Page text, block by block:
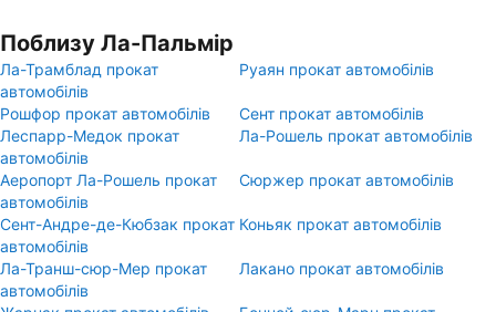
Поблизу Ла-Пальмір
Ла-Трамблад прокат
автомобілів
Руаян прокат автомобілів
Рошфор прокат автомобілів
Сент прокат автомобілів
Леспарр-Медок прокат
автомобілів
Ла-Рошель прокат автомобілів
Аеропорт Ла-Рошель прокат
автомобілів
Сюржер прокат автомобілів
Сент-Андре-де-Кюбзак прокат
автомобілів
Коньяк прокат автомобілів
Ла-Транш-сюр-Мер прокат
автомобілів
Лакано прокат автомобілів